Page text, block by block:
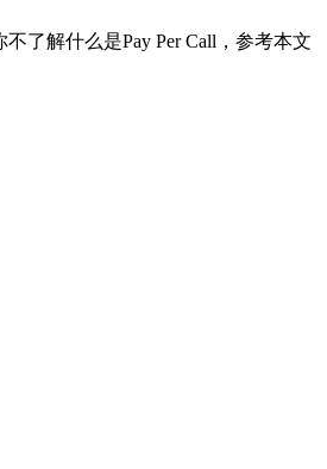
了解什么是Pay Per Call，参考本文